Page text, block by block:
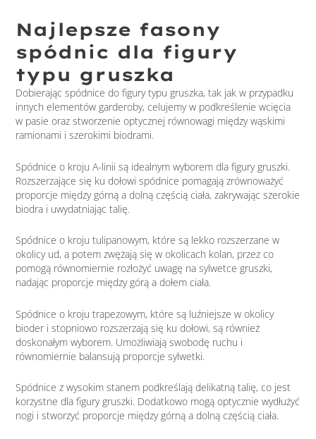
Najlepsze fasony
spódnic dla figury
typu gruszka
Dobierając spódnice do figury typu gruszka, tak jak w przypadku
innych elementów garderoby, celujemy w podkreślenie wcięcia
w pasie oraz stworzenie optycznej równowagi między wąskimi
ramionami i szerokimi biodrami.
Spódnice o kroju A-linii są idealnym wyborem dla figury gruszki.
Rozszerzające się ku dołowi spódnice pomagają zrównoważyć
proporcje między górną a dolną częścią ciała, zakrywając szerokie
biodra i uwydatniając talię.
Spódnice o kroju tulipanowym, które są lekko rozszerzane w
okolicy ud, a potem zwężają się w okolicach kolan, przez co
pomogą równomiernie rozłożyć uwagę na sylwetce gruszki,
nadając proporcje między górą a dołem ciała.
Spódnice o kroju trapezowym, które są luźniejsze w okolicy
bioder i stopniowo rozszerzają się ku dołowi, są również
doskonałym wyborem. Umożliwiają swobodę ruchu i
równomiernie balansują proporcje sylwetki.
Spódnice z wysokim stanem podkreślają delikatną talię, co jest
korzystne dla figury gruszki. Dodatkowo mogą optycznie wydłużyć
nogi i stworzyć proporcje między górną a dolną częścią ciała.